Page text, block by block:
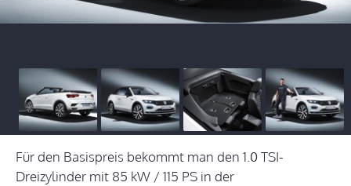
Für den Basispreis bekommt man den 1.0 TSI-
Dreizylinder mit 85 kW / 115 PS in der